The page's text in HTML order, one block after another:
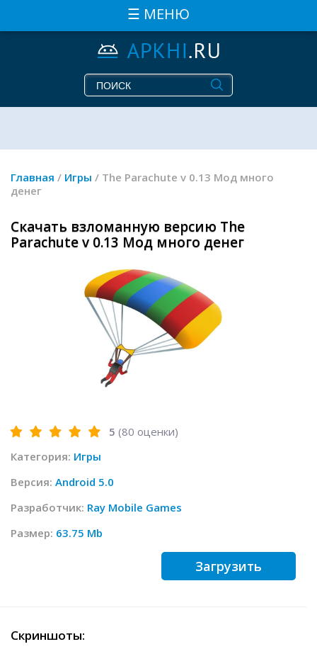
☰ МЕНЮ
Главная / Игры / The Parachute v 0.13 Мод много
денег
Скачать взломанную версию The
Parachute v 0.13 Мод много денег
5 (80 оценки)
Категория: Игры
Версия: Android 5.0
Разработчик: Ray Mobile Games
Размер: 63.75 Mb
Загрузить
Скриншоты: